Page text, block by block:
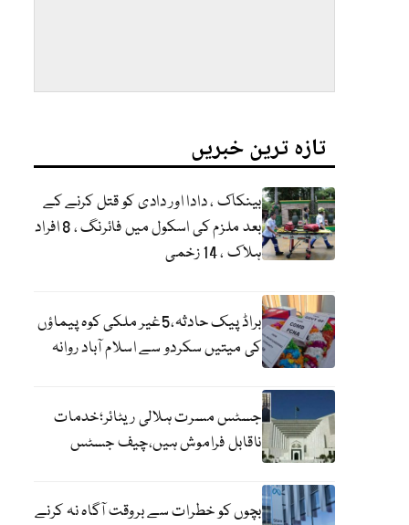
تازہ ترین خبریں
بینکاک ، دادا اور دادی کو قتل کرنے کے
بعد ملزم کی اسکول میں فائرنگ ، 8 افراد
ہلاک ، 14 زخمی
براڈ پیک حادثہ،5غیر ملکی کوہ پیماؤں
کی میتیں سکردو سے اسلام آباد روانہ
جسٹس مسرت ہلالی ریٹائر؛خدمات
ناقابل فراموش ہیں،چیف جسٹس
بچوں کو خطرات سے بروقت آگاہ نہ کرنے